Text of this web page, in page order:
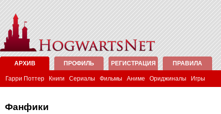
АРХИВ ПРОФИЛЬ РЕГИСТРАЦИЯ ПРАВИЛА
Гарри Поттер Книги Сериалы Фильмы Аниме Ориджиналы Игры
Фанфики